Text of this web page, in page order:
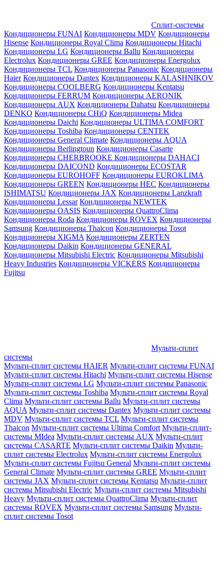
Сплит-системы
Кондиционеры FUNAI Кондиционеры MDV Кондиционеры
Hisense Кондиционеры Royal Clima Кондиционеры Hitachi
Кондиционеры LG Кондиционеры Ballu Кондиционеры
Electrolux Кондиционеры GREE Кондиционеры Energolux
Кондиционеры TCL Кондиционеры Panasonic Кондиционеры
Haier Кондиционеры Dantex Кондиционеры KALASHNIKOV
Кондиционеры СOOLBERG Кондиционеры Kentatsu
Кондиционеры FERRUM Кондиционеры AERONIK
Кондиционеры AUX Кондиционеры Dahatsu Кондиционеры
DENKO Кондиционеры CHiQ Кондиционеры Midea
Кондиционеры Daichi Кондиционеры ULTIMA COMFORT
Кондиционеры Toshiba Кондиционеры CENTEK
Кондиционеры General Climate Кондиционеры AQUA
Кондиционеры Berlingtoun Кондиционеры Casarte
Кондиционеры CHERBROOKE Кондиционеры DAHACI
Кондиционеры DAICOND Кондиционеры ECOSTAR
Кондиционеры EUROHOFF Кондиционеры EUROKLIMA
Кондиционеры GREEN Кондиционеры HEC Кондиционеры
ISHIMATSU Кондиционеры JAX Кондиционеры Lanzkraft
Кондиционеры Lessar Кондиционеры NEWTEK
Кондиционеры OASIS Кондиционеры QuattroClima
Кондиционеры Roda Кондиционеры ROVEX Кондиционеры
Samsung Кондиционеры Thaicon Кондиционеры Tosot
Кондиционеры XIGMA Кондиционеры ZERTEN
Кондиционеры Daikin Кондиционеры GENERAL
Кондиционеры Mitsubishi Electric Кондиционеры Mitsubishi
Heavy Industries Кондиционеры VICKERS Кондиционеры
Fujitsu
Мульти-сплит
системы
Мульти-сплит системы HAIER Мульти-сплит системы FUNAI
Мульти-сплит системы Hitachi Мульти-сплит системы Hisense
Мульти-сплит системы LG Мульти-сплит системы Panasonic
Мульти-сплит системы Toshiba Мульти-сплит системы Royal
Clima Мульти-сплит системы Ballu Мульти-сплит системы
AQUA Мульти-сплит системы Dantex Мульти-сплит системы
MDV Мульти-сплит системы TCL Мульти-сплит системы
Thaicon Мульти-сплит системы Ultima Comfort Мульти-сплит-
системы MIdea Мульти-сплит системы AUX Мульти-сплит
системы CASARTE Мульти-сплит системы Daikin Мульти-
сплит системы Electrolux Мульти-сплит системы Energolux
Мульти-сплит системы Fujitsu General Мульти-сплит системы
General Climate Мульти-сплит системы GREE Мульти-сплит
системы JAX Мульти-сплит системы Kentatsu Мульти-сплит
системы Mitsubishi Electric Мульти-сплит системы Mitsubishi
Heavy Мульти-сплит системы QuattroClima Мульти-сплит
системы ROVEX Мульти-сплит системы Samsung Мульти-
сплит системы Tosot